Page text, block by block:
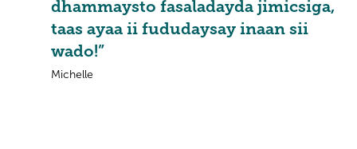
dhammaysto fasaladayda jimicsiga,
taas ayaa ii fududaysay inaan sii
wado!”
Michelle